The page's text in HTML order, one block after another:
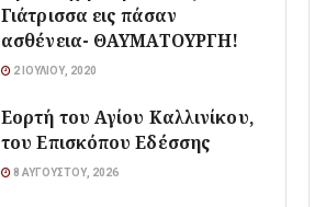
Γιάτρισσα εις πάσαν
ασθένεια- ΘΑΥΜΑΤΟΥΡΓΗ!
2 ΙΟΥΛΊΟΥ, 2020
Εορτή του Αγίου Καλλινίκου,
του Επισκόπου Εδέσσης
8 ΑΥΓΟΎΣΤΟΥ, 2026